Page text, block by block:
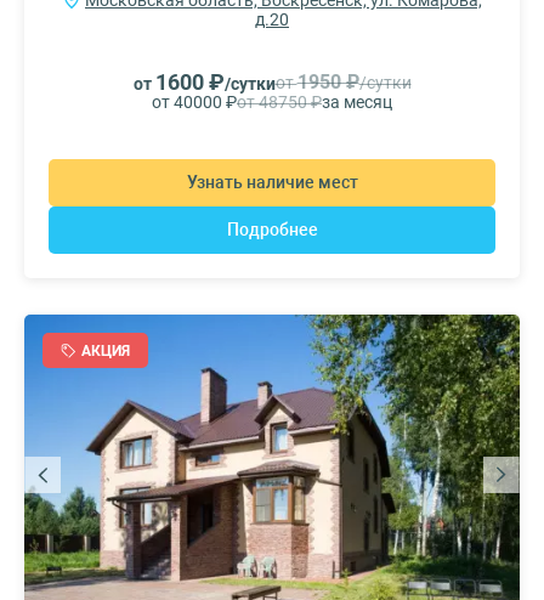
д.20
от 1600 ₽/суткиот1950 ₽/сутки
от 40000 ₽от 48750 ₽за месяц
Узнать наличие мест
Подробнее
АКЦИЯ